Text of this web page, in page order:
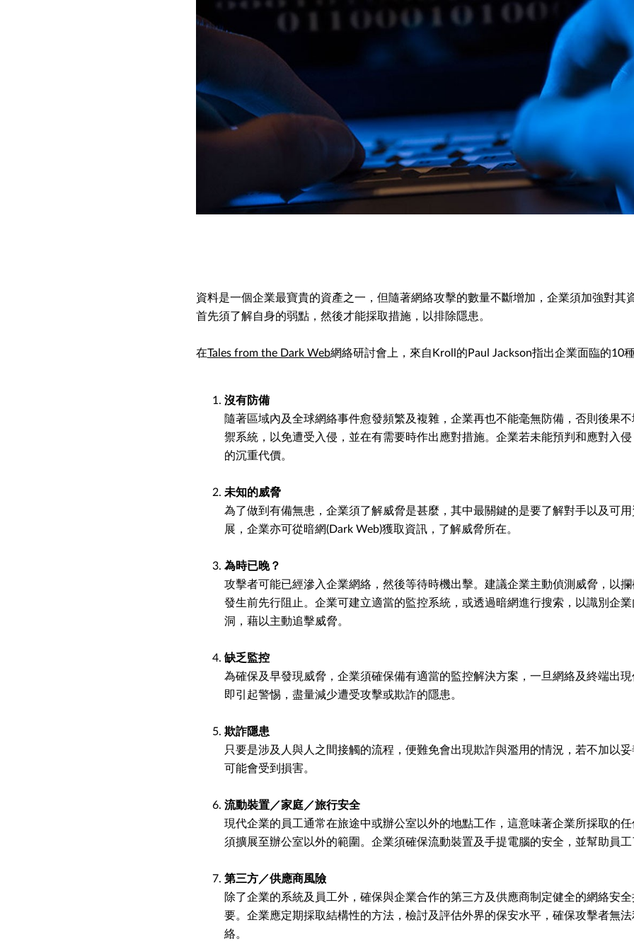
資料是一個企業最寶貴的資產之一，但隨著網絡攻擊的數量不斷增加，企業須加強對其
首先須了解自身的弱點，然後才能採取措施，以排除隱患。
在Tales from the Dark Web網絡研討會上，來自Kroll的Paul Jackson指出企業面臨的10
沒有防備
隨著區域內及全球網絡事件愈發頻繁及複雜，企業再也不能毫無防備，否則後果
禦系統，以免遭受入侵，並在有需要時作出應對措施。企業若未能預判和應對入
的沉重代價。
未知的威脅
為了做到有備無患，企業須了解威脅是甚麼，其中最關鍵的是要了解對手以及可
展，企業亦可從暗網(Dark Web)獲取資訊，了解威脅所在。
為時已晚？
攻擊者可能已經滲入企業網絡，然後等待時機出擊。建議企業主動偵測威脅，以
發生前先行阻止。企業可建立適當的監控系統，或透過暗網進行搜索，以識別企
洞，藉以主動追擊威脅。
缺乏監控
為確保及早發現威脅，企業須確保備有適當的監控解決方案，一旦網絡及終端出
即引起警惕，盡量減少遭受攻擊或欺詐的隱患。
欺詐隱患
只要是涉及人與人之間接觸的流程，便難免會出現欺詐與濫用的情況，若不加以
可能會受到損害。
流動裝置／家庭／旅行安全
現代企業的員工通常在旅途中或辦公室以外的地點工作，這意味著企業所採取的
須擴展至辦公室以外的範圍。企業須確保流動裝置及手提電腦的安全，並幫助員
第三方／供應商風險
除了企業的系統及員工外，確保與企業合作的第三方及供應商制定健全的網絡安
要。企業應定期採取結構性的方法，檢討及評估外界的保安水平，確保攻擊者無
絡。